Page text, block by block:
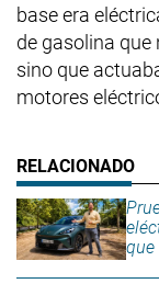
base era
de gasolina
sino que
motores
que